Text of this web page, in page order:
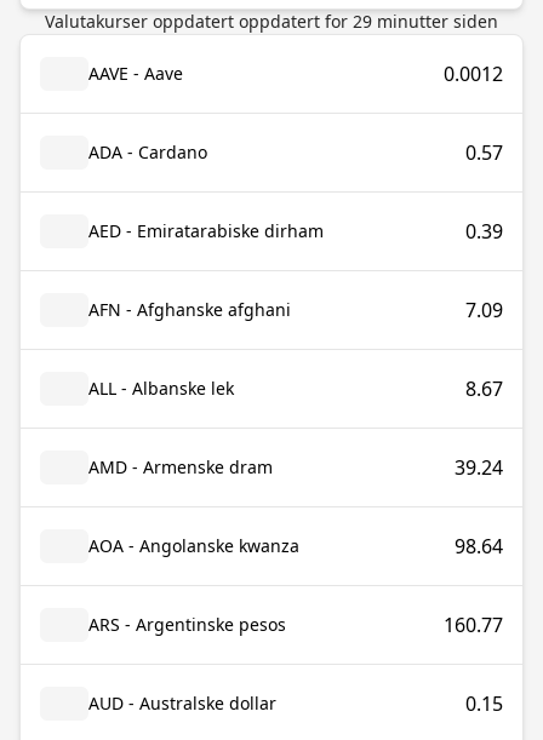
Valutakurser oppdatert oppdatert for 29 minutter siden
AAVE - Aave 0.0012
ADA - Cardano 0.57
AED - Emiratarabiske dirham 0.39
AFN - Afghanske afghani 7.09
ALL - Albanske lek 8.67
AMD - Armenske dram 39.24
AOA - Angolanske kwanza 98.64
ARS - Argentinske pesos 160.77
AUD - Australske dollar 0.15